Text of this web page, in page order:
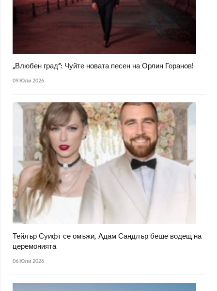
„Влюбен град“: Чуйте новата песен на Орлин Горанов!
09 Юли 2026
Тейлър Суифт се омъжи, Адам Сандлър беше водещ на
церемонията
06 Юли 2026